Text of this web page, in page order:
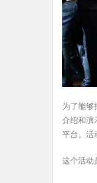
为了能够
介绍和演
平台。活
这个活动